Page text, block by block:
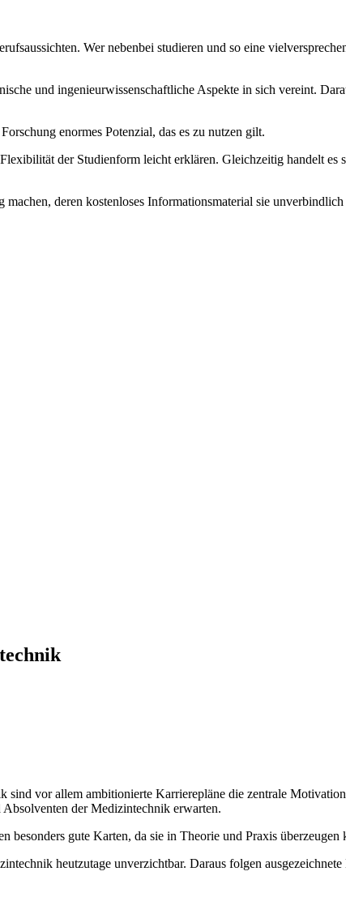
Wer nebenbei studieren und so eine
und ingenieurwissenschaftliche Aspekte in sich vereint.
enormes Potenzial, das es zu nutzen gilt.
der Studienform leicht erklären. Gleichzeitig handelt es
deren kostenloses Informationsmaterial sie
sind vor allem ambitionierte Karrierepläne die zentrale
der Medizintechnik erwarten.
besonders gute Karten, da sie in Theorie und Praxis überzeugen
heutzutage unverzichtbar. Daraus folgen